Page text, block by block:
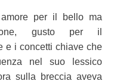
per il bello ma
gusto per il
e i concetti chiave che
nel suo lessico
sulla breccia aveva